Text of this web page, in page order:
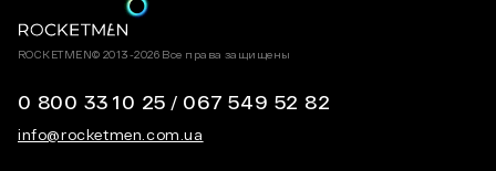
ROCKETMEN© 2013-2026 Все права защищены
0 800 33 10 25 / 067 549 52 82
info@rocketmen.com.ua